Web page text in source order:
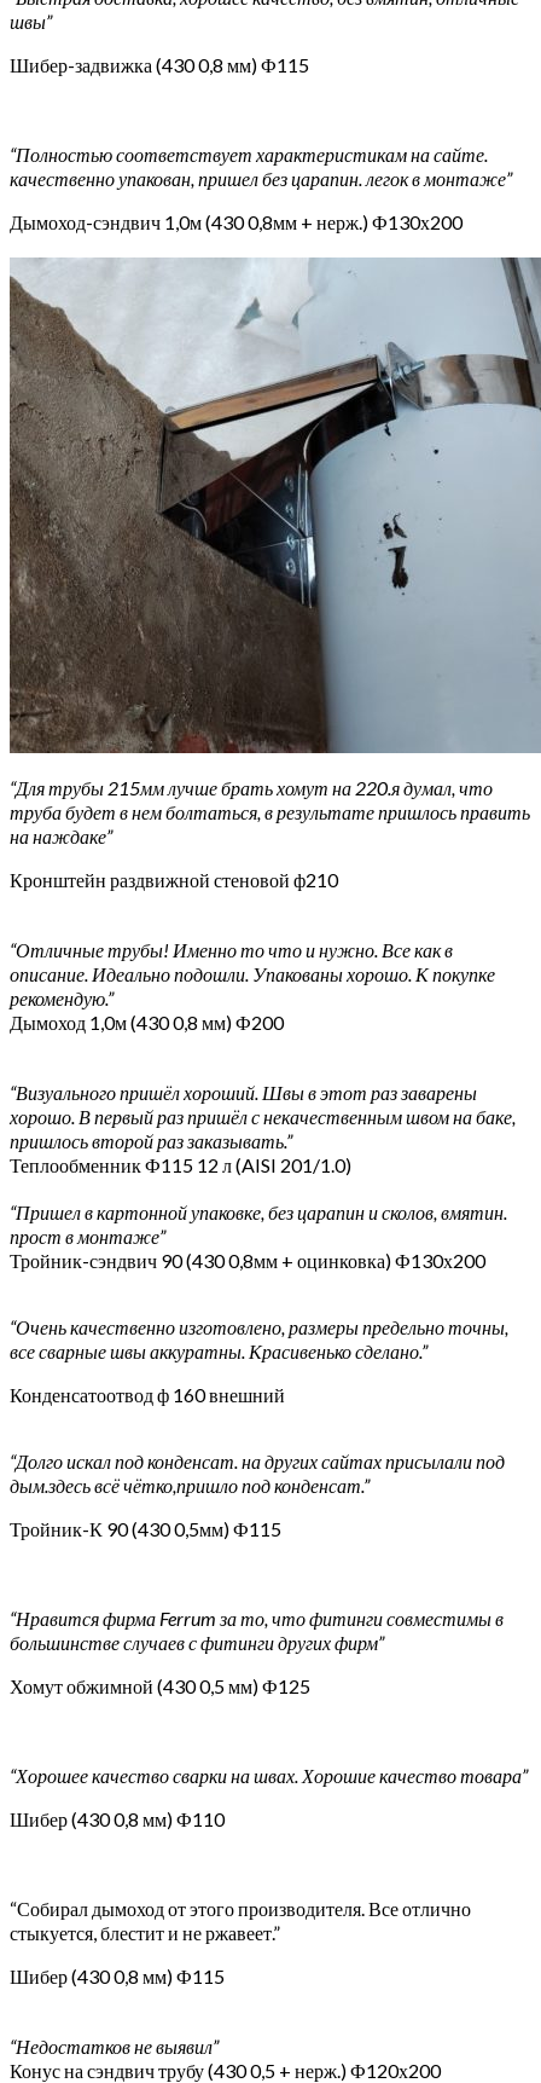
швы”
Шибер-задвижка (430 0,8 мм) Ф115
“Полностью соответствует характеристикам на сайте.
качественно упакован, пришел без царапин. легок в монтаже”
Дымоход-сэндвич 1,0м (430 0,8мм + нерж.) Ф130х200
“Для трубы 215мм лучше брать хомут на 220.я думал, что
труба будет в нем болтаться, в результате пришлось править
на наждаке”
Кронштейн раздвижной стеновой ф210
“Отличные трубы! Именно то что и нужно. Все как в
описание. Идеально подошли. Упакованы хорошо. К покупке
рекомендую.”
Дымоход 1,0м (430 0,8 мм) Ф200
“Визуального пришёл хороший. Швы в этот раз заварены
хорошо. В первый раз пришёл с некачественным швом на баке,
пришлось второй раз заказывать.”
Теплообменник Ф115 12 л (AISI 201/1.0)
“Пришел в картонной упаковке, без царапин и сколов, вмятин.
прост в монтаже”
Тройник-сэндвич 90 (430 0,8мм + оцинковка) Ф130х200
“Очень качественно изготовлено, размеры предельно точны,
все сварные швы аккуратны. Красивенько сделано.”
Конденсатоотвод ф 160 внешний
“Долго искал под конденсат. на других сайтах присылали под
дым.здесь всё чётко,пришло под конденсат.”
Тройник-К 90 (430 0,5мм) Ф115
“Нравится фирма Ferrum за то, что фитинги совместимы в
большинстве случаев с фитинги других фирм”
Хомут обжимной (430 0,5 мм) Ф125
“Хорошее качество сварки на швах. Хорошие качество товара”
Шибер (430 0,8 мм) Ф110
“Собирал дымоход от этого производителя. Все отлично
стыкуется, блестит и не ржавеет.”
Шибер (430 0,8 мм) Ф115
“Недостатков не выявил”
Конус на сэндвич трубу (430 0,5 + нерж.) Ф120х200